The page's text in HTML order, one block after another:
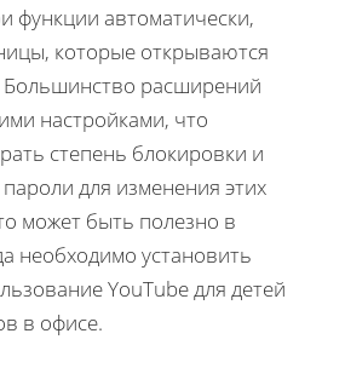
функции автоматически,
которые открываются
Большинство расширений
настройками, что
степень блокировки и
для изменения этих
может быть полезно в
необходимо установить
YouTube для детей
в офисе.